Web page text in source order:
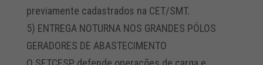
previamente cadastrados na CET/SMT.
5) ENTREGA NOTURNA NOS GRANDES PÓLOS
GERADORES DE ABASTECIMENTO